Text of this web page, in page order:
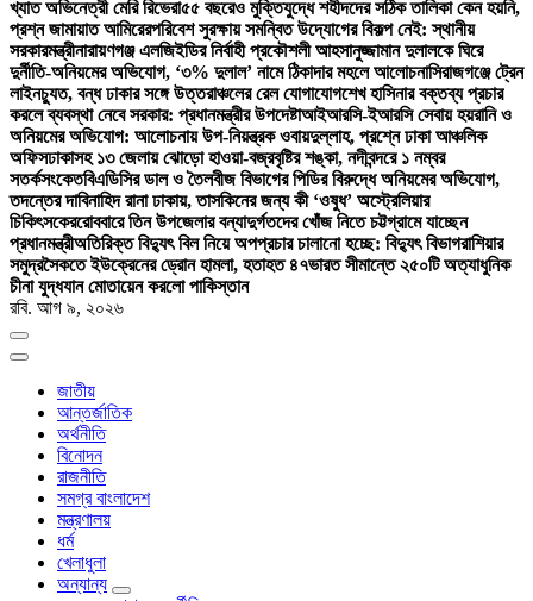
খ্যাত অভিনেত্রী মেরি রিভেরা৫৫ বছরেও মুক্তিযুদ্ধে শহীদদের সঠিক তালিকা কেন হয়নি,
প্রশ্ন জামায়াত আমিরেরপরিবেশ সুরক্ষায় সমন্বিত উদ্যোগের বিকল্প নেই: স্থানীয়
সরকারমন্ত্রীনারায়ণগঞ্জ এলজিইডির নির্বাহী প্রকৌশলী আহসানুজ্জামান দুলালকে ঘিরে
দুর্নীতি-অনিয়মের অভিযোগ, ‘৩% দুলাল’ নামে ঠিকাদার মহলে আলোচনাসিরাজগঞ্জে ট্রেন
লাইনচ্যুত, বন্ধ ঢাকার সঙ্গে উত্তরাঞ্চলের রেল যোগাযোগশেখ হাসিনার বক্তব্য প্রচার
করলে ব্যবস্থা নেবে সরকার: প্রধানমন্ত্রীর উপদেষ্টাআইআরসি-ইআরসি সেবায় হয়রানি ও
অনিয়মের অভিযোগ: আলোচনায় উপ-নিয়ন্ত্রক ওবায়দুল্লাহ, প্রশ্নে ঢাকা আঞ্চলিক
অফিসঢাকাসহ ১৩ জেলায় ঝোড়ো হাওয়া-বজ্রবৃষ্টির শঙ্কা, নদীবন্দরে ১ নম্বর
সতর্কসংকেতবিএডিসির ডাল ও তৈলবীজ বিভাগের পিডির বিরুদ্ধে অনিয়মের অভিযোগ,
তদন্তের দাবিনাহিদ রানা ঢাকায়, তাসকিনের জন্য কী ‘ওষুধ’ অস্ট্রেলিয়ার
চিকিৎসকেররোববারে তিন উপজেলার বন্যাদুর্গতদের খোঁজ নিতে চট্টগ্রামে যাচ্ছেন
প্রধানমন্ত্রীঅতিরিক্ত বিদ্যুৎ বিল নিয়ে অপপ্রচার চালানো হচ্ছে: বিদ্যুৎ বিভাগরাশিয়ার
সমুদ্রসৈকতে ইউক্রেনের ড্রোন হামলা, হতাহত ৪৭ভারত সীমান্তে ২৫০টি অত্যাধুনিক
চীনা যুদ্ধযান মোতায়েন করলো পাকিস্তান
রবি. আগ ৯, ২০২৬
জাতীয়
আন্তর্জাতিক
অর্থনীতি
বিনোদন
রাজনীতি
সমগ্র বাংলাদেশ
মন্ত্রণালয়
ধর্ম
খেলাধুলা
অন্যান্য